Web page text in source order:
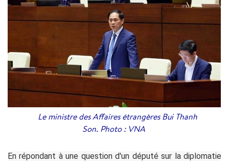
Le ministre des Affaires étrangères Bui Thanh
Son. Photo : VNA
En répondant à une question d'un député sur la diplomatie